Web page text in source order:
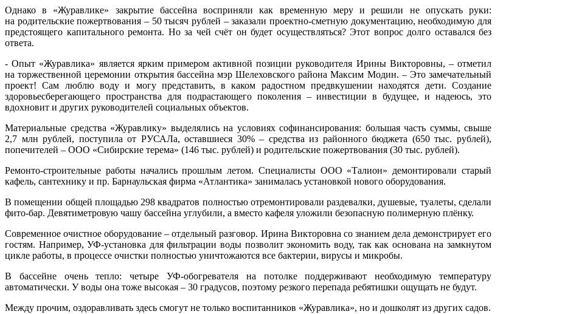
Однако в «Журавлике» закрытие бассейна восприняли как временную меру и решили не опускать руки:
на родительские пожертвования – 50 тысяч рублей – заказали проектно-сметную документацию, необходимую для
предстоящего капитального ремонта. Но за чей счёт он будет осуществляться? Этот вопрос долго оставался без
ответа.
- Опыт «Журавлика» является ярким примером активной позиции руководителя Ирины Викторовны, – отметил
на торжественной церемонии открытия бассейна мэр Шелеховского района Максим Модин. – Это замечательный
проект! Сам люблю воду и могу представить, в каком радостном предвкушении находятся дети. Создание
здоровьесберегающего пространства для подрастающего поколения – инвестиции в будущее, и надеюсь, это
вдохновит и других руководителей социальных объектов.
Материальные средства «Журавлику» выделялись на условиях софинансирования: большая часть суммы, свыше
2,7 млн рублей, поступила от РУСАЛа, оставшиеся 30% – средства из районного бюджета (650 тыс. рублей),
попечителей – ООО «Сибирские терема» (146 тыс. рублей) и родительские пожертвования (30 тыс. рублей).
Ремонто-строительные работы начались прошлым летом. Специалисты ООО «Талион» демонтировали старый
кафель, сантехнику и пр. Барнаульская фирма «Атлантика» занималась установкой нового оборудования.
В помещении общей площадью 298 квадратов полностью отремонтировали раздевалки, душевые, туалеты, сделали
фито-бар. Девятиметровую чашу бассейна углубили, а вместо кафеля уложили безопасную полимерную плёнку.
Современное очистное оборудование – отдельный разговор. Ирина Викторовна со знанием дела демонстрирует его
гостям. Например, УФ-установка для фильтрации воды позволит экономить воду, так как основана на замкнутом
цикле работы, в процессе очистки полностью уничтожаются все бактерии, вирусы и микробы.
В бассейне очень тепло: четыре УФ-обогревателя на потолке поддерживают необходимую температуру
автоматически. У воды она тоже высокая – 30 градусов, поэтому резкого перепада ребятишки ощущать не будут.
Между прочим, оздоравливать здесь смогут не только воспитанников «Журавлика», но и дошколят из других садов.